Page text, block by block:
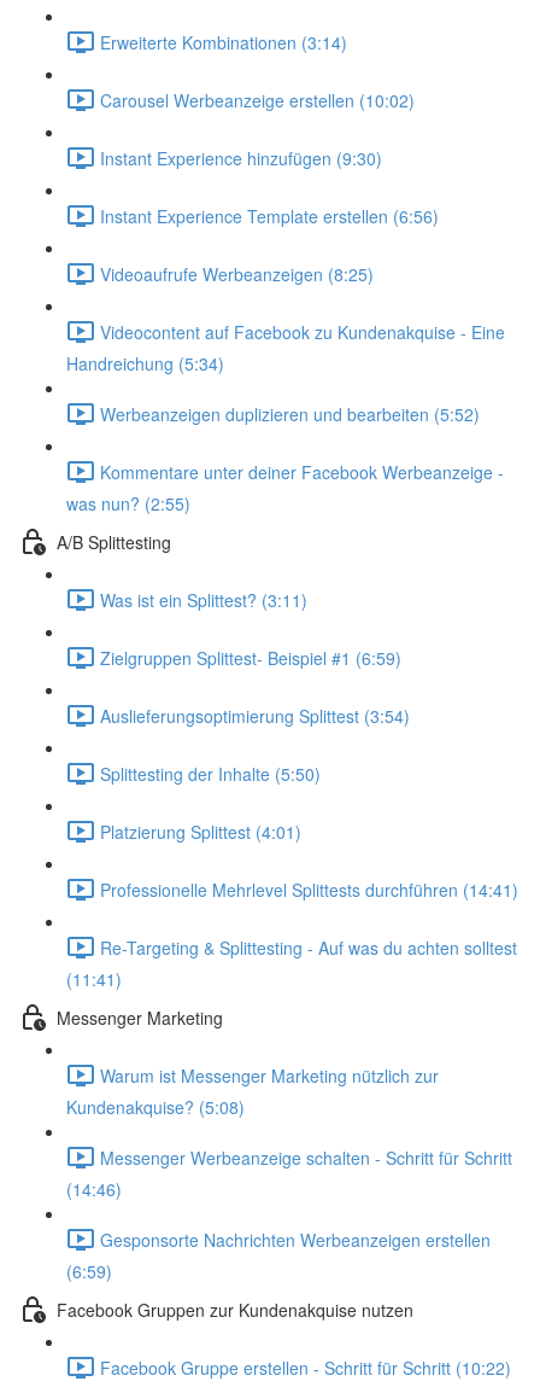
Erweiterte Kombinationen (3:14)
Carousel Werbeanzeige erstellen (10:02)
Instant Experience hinzufügen (9:30)
Instant Experience Template erstellen (6:56)
Videoaufrufe Werbeanzeigen (8:25)
Videocontent auf Facebook zu Kundenakquise - Eine
Handreichung (5:34)
Werbeanzeigen duplizieren und bearbeiten (5:52)
Kommentare unter deiner Facebook Werbeanzeige -
was nun? (2:55)
A/B Splittesting
Was ist ein Splittest? (3:11)
Zielgruppen Splittest- Beispiel #1 (6:59)
Auslieferungsoptimierung Splittest (3:54)
Splittesting der Inhalte (5:50)
Platzierung Splittest (4:01)
Professionelle Mehrlevel Splittests durchführen (14:41)
Re-Targeting & Splittesting - Auf was du achten solltest
(11:41)
Messenger Marketing
Warum ist Messenger Marketing nützlich zur
Kundenakquise? (5:08)
Messenger Werbeanzeige schalten - Schritt für Schritt
(14:46)
Gesponsorte Nachrichten Werbeanzeigen erstellen
(6:59)
Facebook Gruppen zur Kundenakquise nutzen
Facebook Gruppe erstellen - Schritt für Schritt (10:22)